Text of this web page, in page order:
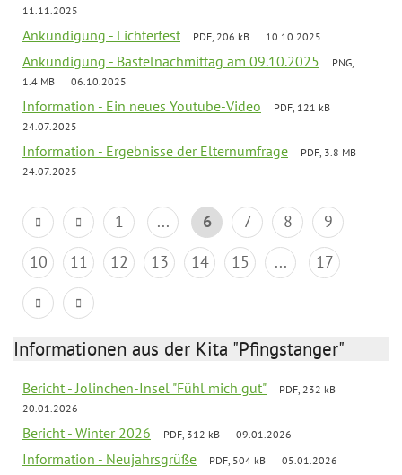
11.11.2025
Ankündigung - Lichterfest PDF, 206 kB 10.10.2025
Ankündigung - Bastelnachmittag am 09.10.2025
PNG,
1.4 MB
06.10.2025
Information - Ein neues Youtube-Video
PDF, 121 kB
24.07.2025
Information - Ergebnisse der Elternumfrage
PDF, 3.8 MB
24.07.2025
1 ... 6 7 8
9
10
11 12 13 14 15 ... 17
Informationen aus der Kita "Pfingstanger"
Bericht - Jolinchen-Insel "Fühl mich gut"
PDF, 232 kB
20.01.2026
Bericht - Winter 2026 PDF, 312 kB 09.01.2026
Information - Neujahrsgrüße PDF, 504 kB 05.01.2026